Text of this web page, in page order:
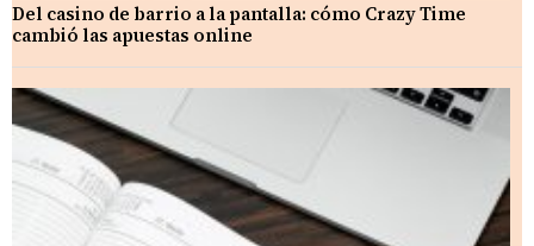
Del casino de barrio a la pantalla: cómo Crazy Time
cambió las apuestas online